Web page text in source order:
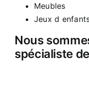
Meubles
Jeux d
Nous
spécialiste